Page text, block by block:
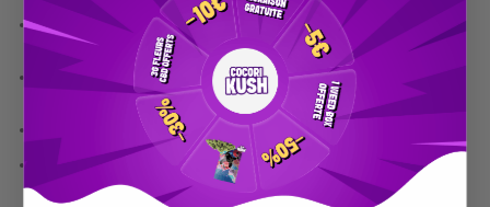
Premiers pas :
Chargez la batterie de votre vaporisateur.
Remplissez la chambre de vaporisation avec votre produit de
CBD préféré.
Réglage de la température :Choisissez une température
adaptée pour maximiser la vaporisation des cannabinoïdes
sans brûler le produit.
Inhalez doucement et progressivement. La vapeur
doit être légère et facile à inhaler.
Entretien :Nettoyez régulièrement votre vaporisateur pour
garantir une performance optimale. Suivez les instructions du
fabricant pour le nettoyage et l'entretien.